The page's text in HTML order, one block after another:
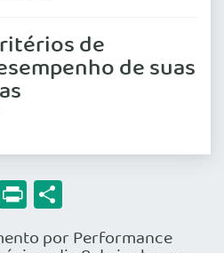
de
de suas
Print
por Performance